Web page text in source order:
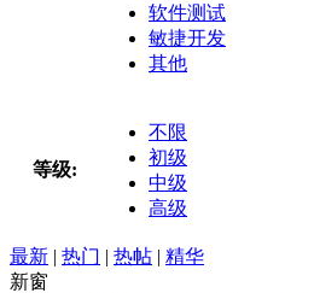
软件测试
敏捷开发
其他
等级:
不限
初级
中级
高级
最新 | 热门 | 热帖 | 精华
新窗